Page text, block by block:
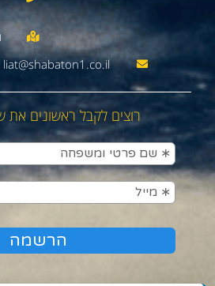
רוצים לקבל ראשונים את